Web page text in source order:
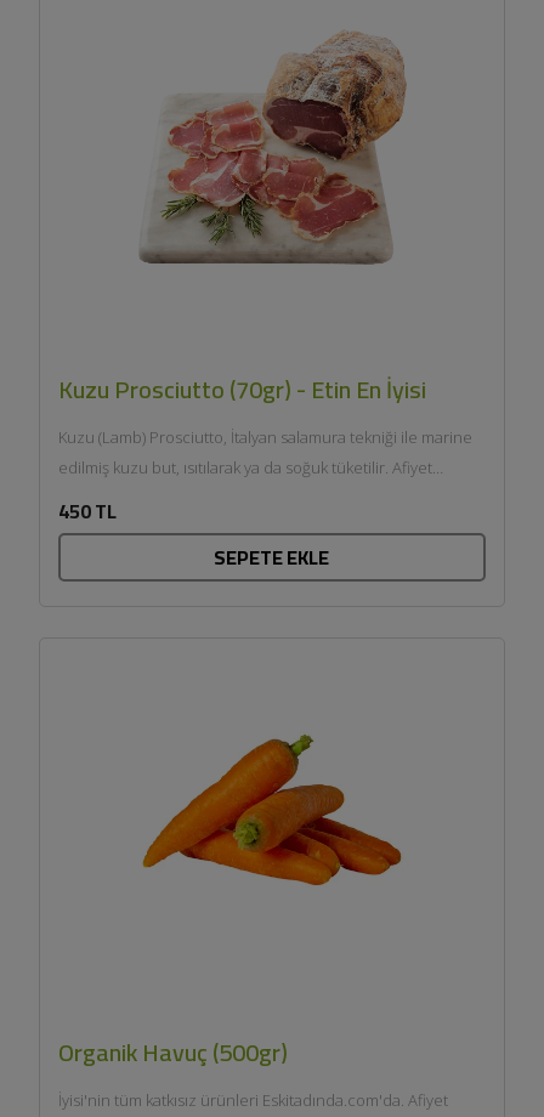
Kuzu Prosciutto (70gr) - Etin En İyisi
Kuzu (Lamb) Prosciutto, İtalyan salamura tekniği ile marine
edilmiş kuzu but, ısıtılarak ya da soğuk tüketilir. Afiyet
450 TL
SEPETE EKLE
Organik Havuç (500gr)
İyisi'nin tüm katkısız ürünleri Eskitadında.com'da. Afiyet